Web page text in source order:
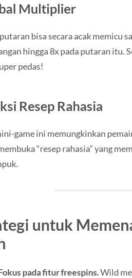
Multiplier
bisa secara acak memicu
hingga 8x pada putaran itu.
pedas!
Resep Rahasia
game ini memungkinkan
“resep rahasia” yang
untuk
pada fitur freespins.Wild